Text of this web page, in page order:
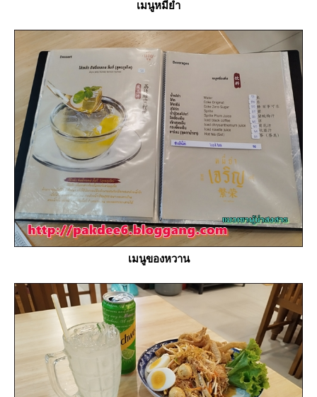
เมนูหมี่ยำ
เมนูของหวาน